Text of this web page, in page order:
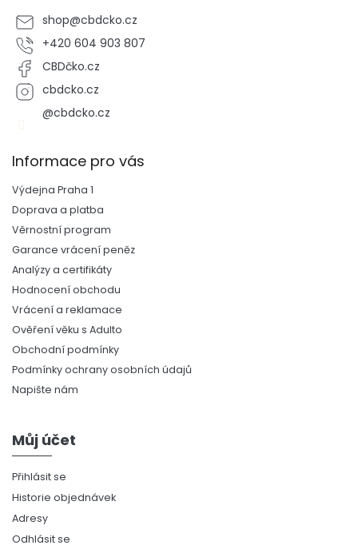
shop@cbdcko.cz
+420 604 903 807
CBDčko.cz
cbdcko.cz
@cbdcko.cz
Informace pro vás
Výdejna Praha 1
Doprava a platba
Věrnostní program
Garance vrácení peněz
Analýzy a certifikáty
Hodnocení obchodu
Vrácení a reklamace
Ověření věku s Adulto
Obchodní podmínky
Podmínky ochrany osobních údajů
Napište nám
Můj účet
Přihlásit se
Historie objednávek
Adresy
Odhlásit se